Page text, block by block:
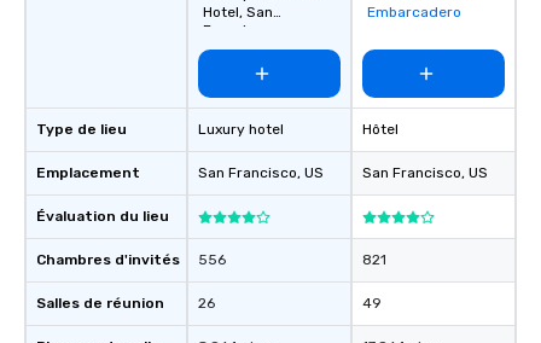
Type de lieu
Emplacement
Évaluation du lieu
Chambres d'invités
Salles de réunion
Hotel, San
Francisco
Luxury hotel
San Francisco, US
556
26
Embarcadero
Hôtel
San Francisco, US
821
49